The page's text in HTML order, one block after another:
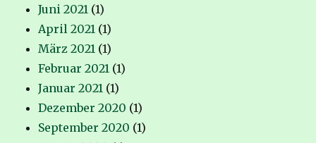
Juni 2021 (1)
April 2021 (1)
März 2021 (1)
Februar 2021 (1)
Januar 2021 (1)
Dezember 2020 (1)
September 2020 (1)